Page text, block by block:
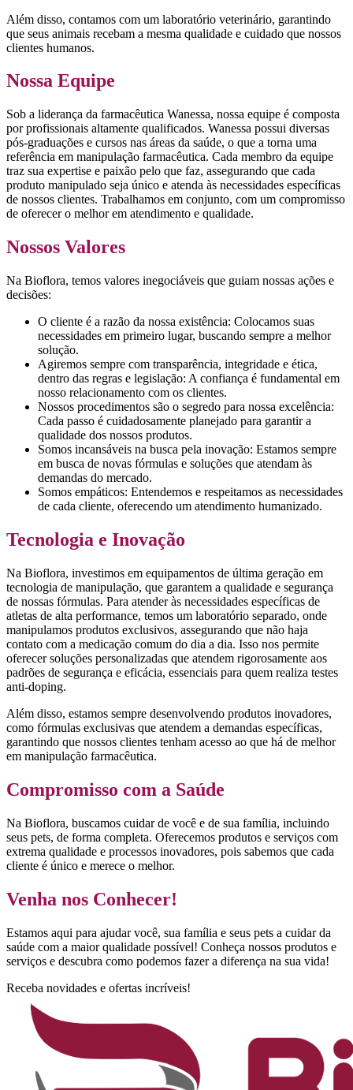
Além disso, contamos com um laboratório veterinário, garantindo
que seus animais recebam a mesma qualidade e cuidado que nossos
clientes humanos.
Nossa Equipe
Sob a liderança da farmacêutica Wanessa, nossa equipe é composta
por profissionais altamente qualificados. Wanessa possui diversas
pós-graduações e cursos nas áreas da saúde, o que a torna uma
referência em manipulação farmacêutica. Cada membro da equipe
traz sua expertise e paixão pelo que faz, assegurando que cada
produto manipulado seja único e atenda às necessidades específicas
de nossos clientes. Trabalhamos em conjunto, com um compromisso
de oferecer o melhor em atendimento e qualidade.
Nossos Valores
Na Bioflora, temos valores inegociáveis que guiam nossas ações e
decisões:
O cliente é a razão da nossa existência: Colocamos suas
necessidades em primeiro lugar, buscando sempre a melhor
solução.
Agiremos sempre com transparência, integridade e ética,
dentro das regras e legislação: A confiança é fundamental em
nosso relacionamento com os clientes.
Nossos procedimentos são o segredo para nossa excelência:
Cada passo é cuidadosamente planejado para garantir a
qualidade dos nossos produtos.
Somos incansáveis na busca pela inovação: Estamos sempre
em busca de novas fórmulas e soluções que atendam às
demandas do mercado.
Somos empáticos: Entendemos e respeitamos as necessidades
de cada cliente, oferecendo um atendimento humanizado.
Tecnologia e Inovação
Na Bioflora, investimos em equipamentos de última geração em
tecnologia de manipulação, que garantem a qualidade e segurança
de nossas fórmulas. Para atender às necessidades específicas de
atletas de alta performance, temos um laboratório separado, onde
manipulamos produtos exclusivos, assegurando que não haja
contato com a medicação comum do dia a dia. Isso nos permite
oferecer soluções personalizadas que atendem rigorosamente aos
padrões de segurança e eficácia, essenciais para quem realiza testes
anti-doping.
Além disso, estamos sempre desenvolvendo produtos inovadores,
como fórmulas exclusivas que atendem a demandas específicas,
garantindo que nossos clientes tenham acesso ao que há de melhor
em manipulação farmacêutica.
Compromisso com a Saúde
Na Bioflora, buscamos cuidar de você e de sua família, incluindo
seus pets, de forma completa. Oferecemos produtos e serviços com
extrema qualidade e processos inovadores, pois sabemos que cada
cliente é único e merece o melhor.
Venha nos Conhecer!
Estamos aqui para ajudar você, sua família e seus pets a cuidar da
saúde com a maior qualidade possível! Conheça nossos produtos e
serviços e descubra como podemos fazer a diferença na sua vida!
Receba novidades e ofertas incríveis!